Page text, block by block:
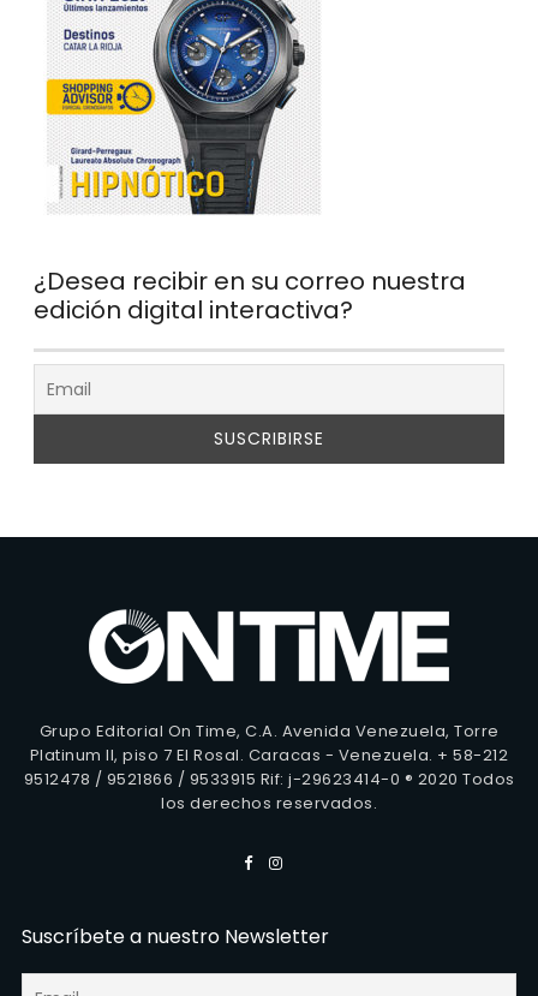
¿Desea recibir en su correo nuestra
edición digital interactiva?
Grupo Editorial On Time, C.A. Avenida Venezuela, Torre
Platinum II, piso 7 El Rosal. Caracas - Venezuela. + 58-212
9512478 / 9521866 / 9533915 Rif: j-29623414-0 ® 2020 Todos
los derechos reservados.
Suscríbete a nuestro Newsletter